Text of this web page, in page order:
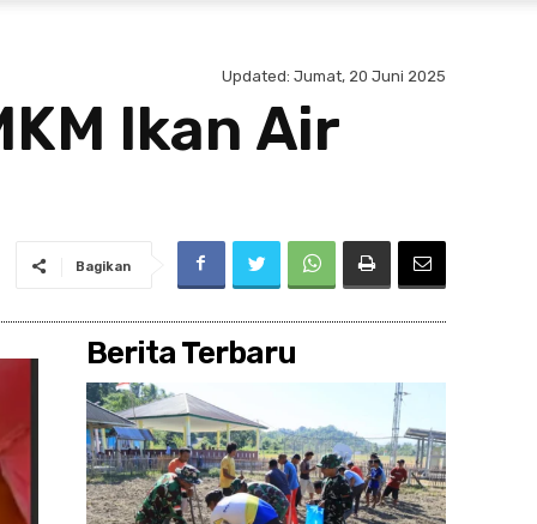
Updated: Jumat, 20 Juni 2025
Ikan Air
Bagikan
Berita Terbaru